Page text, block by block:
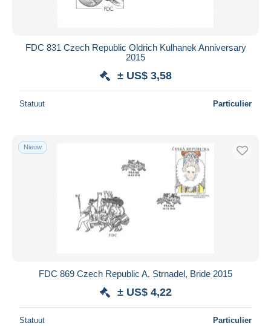
FDC 831 Czech Republic Oldrich Kulhanek Anniversary
2015
± US$ 3,58
Statuut Particulier
Nieuw
FDC 869 Czech Republic A. Strnadel, Bride 2015
± US$ 4,22
Statuut Particulier